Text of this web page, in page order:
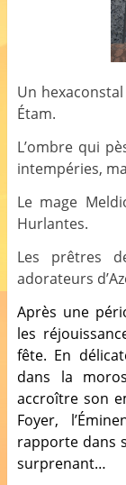
Un
Étam.
L’ombre qui
intempéries,
Le mage
Hurlantes.
Les prêtres
adorateurs
Après une
les
fête. En
dans la
accroître son
Foyer,
rapporte dans
surprenant…